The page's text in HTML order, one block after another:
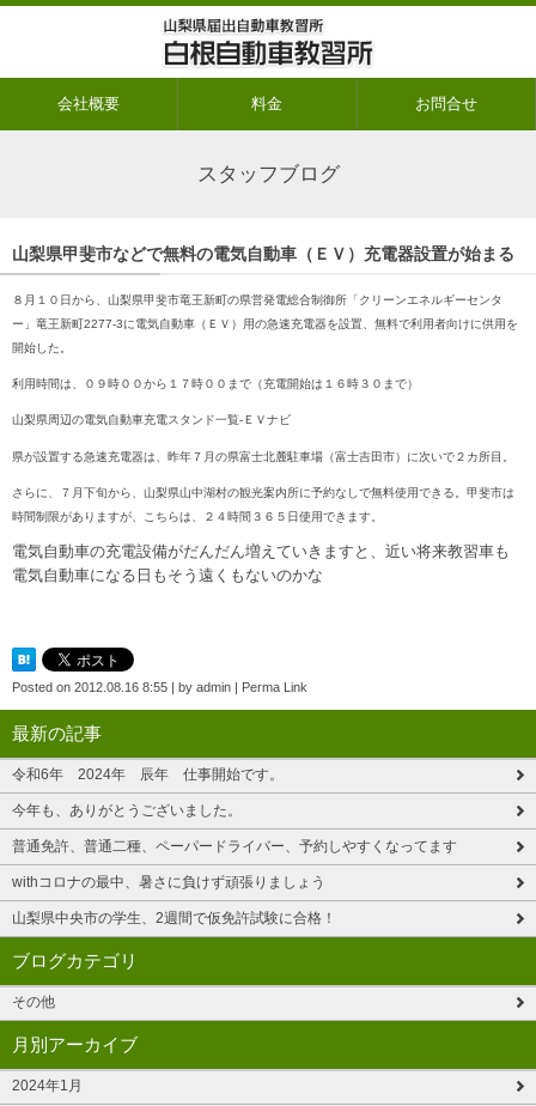
会社概要 料金 お問合せ
スタッフブログ
山梨県甲斐市などで無料の電気自動車（ＥＶ）充電器設置が始まる
８月１０日から、山梨県甲斐市竜王新町の県営発電総合制御所「クリーンエネルギーセンタ
ー」竜王新町2277-3に電気自動車（ＥＶ）用の急速充電器を設置、無料で利用者向けに供用を
開始した。
利用時間は、０９時００から１７時００まで（充電開始は１６時３０まで）
山梨県周辺の電気自動車充電スタンド一覧‐ＥＶナビ
県が設置する急速充電器は、昨年７月の県富士北麓駐車場（富士吉田市）に次いで２カ所目。
さらに、７月下旬から、山梨県山中湖村の観光案内所に予約なしで無料使用できる。甲斐市は
時間制限がありますが、こちらは、２４時間３６５日使用できます。
電気自動車の充電設備がだんだん増えていきますと、近い将来教習車も
電気自動車になる日もそう遠くもないのかな
Posted on 2012.08.16 8:55 by admin Perma Link
最新の記事
令和6年 2024年 辰年 仕事開始です。
今年も、ありがとうございました。
普通免許、普通二種、ペーパードライバー、予約しやすくなってます
withコロナの最中、暑さに負けず頑張りましょう
山梨県中央市の学生、2週間で仮免許試験に合格！
ブログカテゴリ
その他
月別アーカイブ
2024年1月